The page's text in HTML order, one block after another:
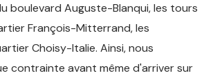
boulevard Auguste-Blanqui, les tours
François-Mitterrand, les
Choisy-Italie. Ainsi, nous
contrainte avant même d'arriver sur